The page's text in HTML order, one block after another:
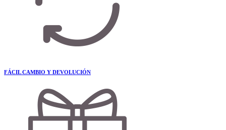
FÁCIL CAMBIO Y DEVOLUCIÓN